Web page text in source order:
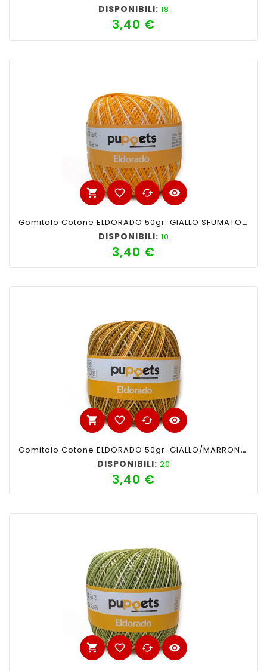
DISPONIBILI: 18
3,40 €
shopping_cart favorite_border cached visibility
Gomitolo Cotone ELDORADO 50gr. GIALLO SFUMATO N°18
DISPONIBILI: 10
3,40 €
shopping_cart favorite_border cached visibility
Gomitolo Cotone ELDORADO 50gr. GIALLO/MARRONE SFUMATO N°100
DISPONIBILI: 20
3,40 €
shopping_cart favorite_border cached visibility